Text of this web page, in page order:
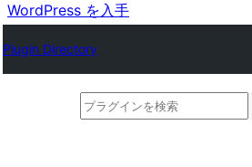
ッ
プ
WordPress を入手
Plugin Directory
プ